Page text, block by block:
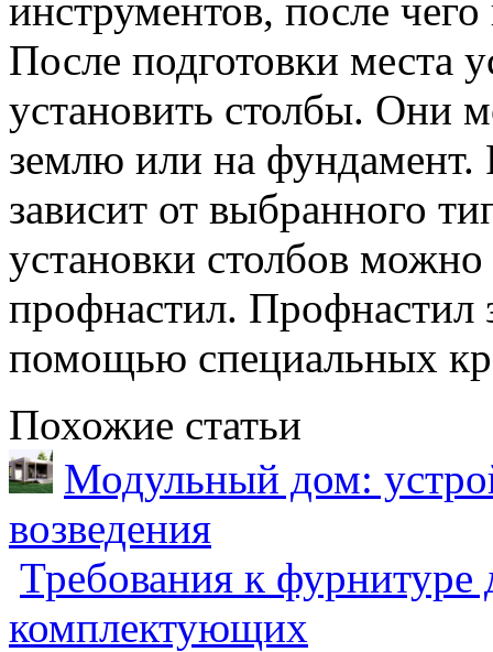
инструментов, после
После подготовки места
установить столбы. Они
землю или на фундамент.
зависит от выбранного
установки столбов можно
профнастил. Профнастил
помощью специальных
Похожие статьи
Модульный дом:
возведения
Требования к фурнитуре
комплектующих